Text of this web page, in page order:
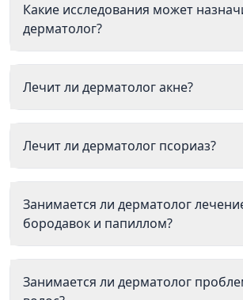
Какие исследования может
дерматолог?
Лечит ли дерматолог акне?
Лечит ли дерматолог псориаз?
Занимается ли дерматолог
бородавок и папиллом?
Занимается ли дерматолог